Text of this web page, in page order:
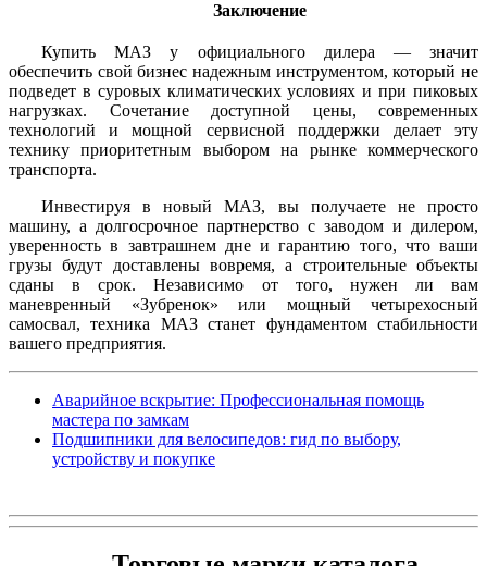
Заключение
Купить МАЗ у официального дилера — значит
обеспечить свой бизнес надежным инструментом, который не
подведет в суровых климатических условиях и при пиковых
нагрузках. Сочетание доступной цены, современных
технологий и мощной сервисной поддержки делает эту
технику приоритетным выбором на рынке коммерческого
транспорта.
Инвестируя в новый МАЗ, вы получаете не просто
машину, а долгосрочное партнерство с заводом и дилером,
уверенность в завтрашнем дне и гарантию того, что ваши
грузы будут доставлены вовремя, а строительные объекты
сданы в срок. Независимо от того, нужен ли вам
маневренный «Зубренок» или мощный четырехосный
самосвал, техника МАЗ станет фундаментом стабильности
вашего предприятия.
Аварийное вскрытие: Профессиональная помощь
мастера по замкам
Подшипники для велосипедов: гид по выбору,
устройству и покупке